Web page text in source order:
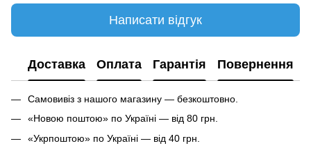
Написати відгук
Доставка Оплата Гарантія Повернення
Самовивіз з нашого магазину — безкоштовно.
«Новою поштою» по Україні — від 80 грн.
«Укрпоштою» по Україні — від 40 грн.